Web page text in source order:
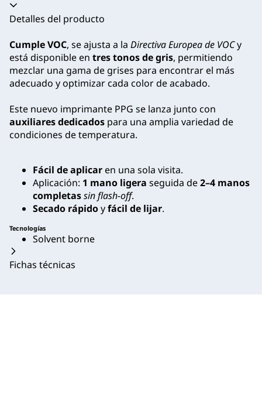
Acordeón colapsado
Detalles del producto
Cumple VOC, se ajusta a la Directiva Europea de VOCy
está disponible en tres tonos de gris, permitiendo
mezclar una gama de grises para encontrar el más
adecuado y optimizar cada color de acabado.
Este nuevo imprimante PPG se lanza junto con
auxiliares dedicados para una amplia variedad de
condiciones de temperatura.
Fácil de aplicar en una sola visita.
Aplicación: 1 mano ligera seguida de2–4 manos
completassin flash-off.
Secado rápidoyfácil de lijar.
Tecnologías
Solvent borne
Fichas técnicas